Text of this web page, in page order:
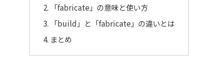
「fabricate」の意味と使い方
「build」と「fabricate」の違いとは
まとめ